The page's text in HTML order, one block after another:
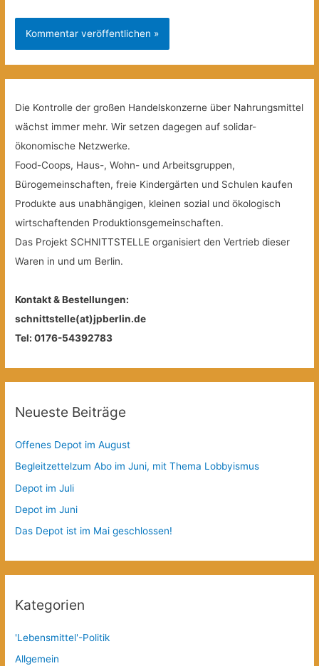
Die Kontrolle der großen Handelskonzerne über Nahrungsmittel
wächst immer mehr. Wir setzen dagegen auf solidar-
ökonomische Netzwerke.
Food-Coops, Haus-, Wohn- und Arbeitsgruppen,
Bürogemeinschaften, freie Kindergärten und Schulen kaufen
Produkte aus unabhängigen, kleinen sozial und ökologisch
wirtschaftenden Produktionsgemeinschaften.
Das Projekt SCHNITTSTELLE organisiert den Vertrieb dieser
Waren in und um Berlin.
Kontakt & Bestellungen:
schnittstelle(at)jpberlin.de
Tel: 0176-54392783
Neueste Beiträge
Offenes Depot im August
Begleitzettelzum Abo im Juni, mit Thema Lobbyismus
Depot im Juli
Depot im Juni
Das Depot ist im Mai geschlossen!
Kategorien
'Lebensmittel'-Politik
Allgemein